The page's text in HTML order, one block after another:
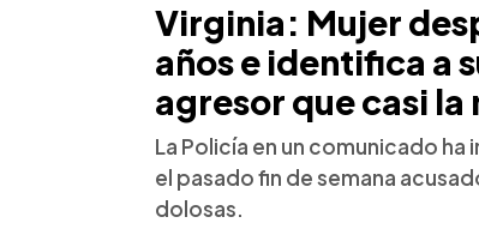
Virginia: Mujer
años e identifica a
agresor que casi la
La Policía en un comunicado
el pasado fin de semana
dolosas.